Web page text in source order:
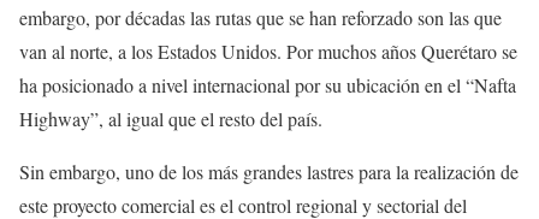
embargo, por décadas las rutas que se han reforzado son las que
van al norte, a los Estados Unidos. Por muchos años Querétaro se
ha posicionado a nivel internacional por su ubicación en el “Nafta
Highway”, al igual que el resto del país.
Sin embargo, uno de los más grandes lastres para la realización de
este proyecto comercial es el control regional y sectorial del